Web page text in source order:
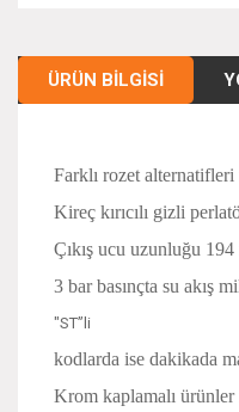
ÜRÜN BILGISI
Farklı rozet alternatifleri
Kireç kırıcılı gizli
Çıkış ucu uzunluğu 194
3 bar basınçta su akış
"ST”li
kodlarda ise dakikada
Krom kaplamalı ürünler